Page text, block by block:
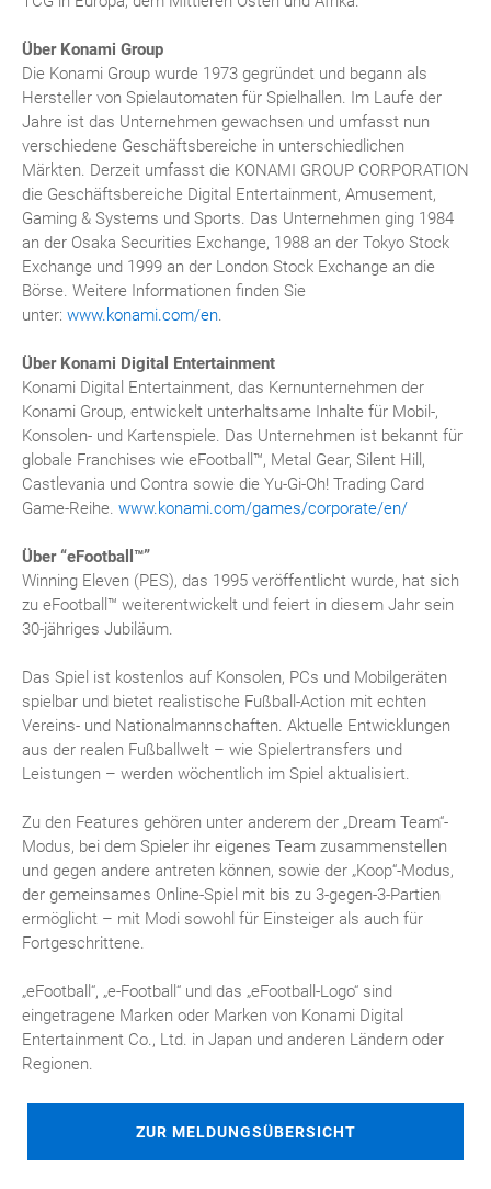
Über Konami Group
Die Konami Group wurde 1973 gegründet und begann als
Hersteller von Spielautomaten für Spielhallen. Im Laufe der
Jahre ist das Unternehmen gewachsen und umfasst nun
verschiedene Geschäftsbereiche in unterschiedlichen
Märkten. Derzeit umfasst die KONAMI GROUP CORPORATION
die Geschäftsbereiche Digital Entertainment, Amusement,
Gaming & Systems und Sports. Das Unternehmen ging 1984
an der Osaka Securities Exchange, 1988 an der Tokyo Stock
Exchange und 1999 an der London Stock Exchange an die
Börse. Weitere Informationen finden Sie
unter: www.konami.com/en.
Über Konami Digital Entertainment
Konami Digital Entertainment, das Kernunternehmen der
Konami Group, entwickelt unterhaltsame Inhalte für Mobil-,
Konsolen- und Kartenspiele. Das Unternehmen ist bekannt für
globale Franchises wie eFootball™, Metal Gear, Silent Hill,
Castlevania und Contra sowie die Yu-Gi-Oh! Trading Card
Game-Reihe. www.konami.com/games/corporate/en/
Über “eFootball™”
Winning Eleven (PES), das 1995 veröffentlicht wurde, hat sich
zu eFootball™ weiterentwickelt und feiert in diesem Jahr sein
30-jähriges Jubiläum.
Das Spiel ist kostenlos auf Konsolen, PCs und Mobilgeräten
spielbar und bietet realistische Fußball-Action mit echten
Vereins- und Nationalmannschaften. Aktuelle Entwicklungen
aus der realen Fußballwelt – wie Spielertransfers und
Leistungen – werden wöchentlich im Spiel aktualisiert.
Zu den Features gehören unter anderem der „Dream Team“-
Modus, bei dem Spieler ihr eigenes Team zusammenstellen
und gegen andere antreten können, sowie der „Koop“-Modus,
der gemeinsames Online-Spiel mit bis zu 3-gegen-3-Partien
ermöglicht – mit Modi sowohl für Einsteiger als auch für
Fortgeschrittene.
„eFootball“, „e-Football“ und das „eFootball-Logo“ sind
eingetragene Marken oder Marken von Konami Digital
Entertainment Co., Ltd. in Japan und anderen Ländern oder
Regionen.
ZUR MELDUNGSÜBERSICHT